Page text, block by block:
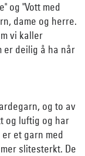
og "Vott med
dame og herre.
vi kaller
er deilig å ha når
og to av
og luftig og har
et garn med
slitesterkt. De